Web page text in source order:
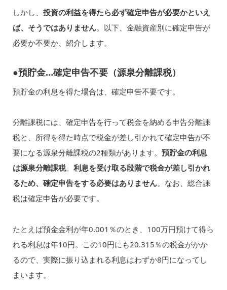
しかし、 投資の利益を得たら必ず確定申告が必要かといえ
ば、そうではありません。以下、金融資産別に確定申告が
必要か不要か、紹介します。
●預貯金…確定申告不要（源泉分離課税）
預貯金の利息を得た場合は、確定申告不要です。
分離課税には、確定申告を行って税金を納める申告分離課
税と、所得を得た時点で税金が差し引かれて確定申告が不
要になる源泉分離課税の2種類があります。 預貯金の利息
は源泉分離課税。 利息を受け取る段階で税金が差し引かれ
るため、確定申告をする必要はありません。なお、総合課
税は確定申告が必要です。
たとえば預金金利が年0.001％のとき、100万円預けて得ら
れる利息は年10円。この10円にも20.315％の税金がかか
るので、実際に振り込まれる利息はわずか8円になってし
まいます。